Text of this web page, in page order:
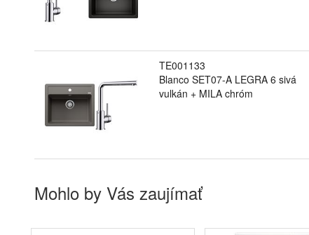
TE001133
Blanco SET07-A LEGRA 6 sivá
vulkán + MILA chróm
Mohlo by Vás zaujímať